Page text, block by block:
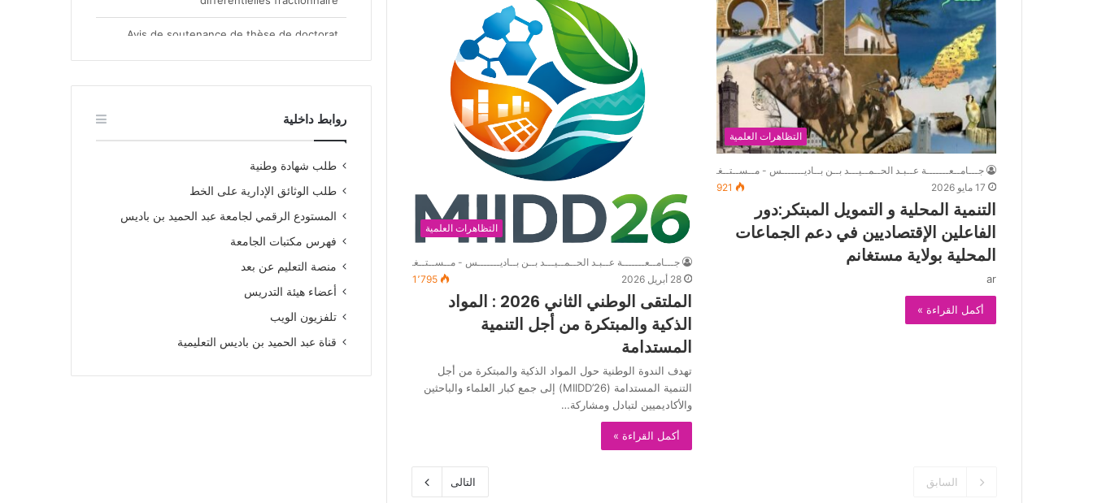
التظاهرات العلمية
جـــامــعـــــــة عــبـد الحــمــيـــد بــن بــاديـــــــس - مــســتــغــــــانــم
17 مايو 2026
921
التنمية المحلية و التمويل المبتكر:دور
الفاعلين الإقتصاديين في دعم الجماعات
المحلية بولاية مستغانم
ar
أكمل القراءة »
التظاهرات العلمية
جـــامــعـــــــة عــبـد الحــمــيـــد بــن بــاديـــــــس - مــســتــغــــــانــم
28 أبريل 2026
1٬795
الملتقى الوطني الثاني 2026 : المواد
الذكية والمبتكرة من أجل التنمية
المستدامة
تهدف الندوة الوطنية حول المواد الذكية والمبتكرة من أجل
التنمية المستدامة (MIIDD’26) إلى جمع كبار العلماء والباحثين
والأكاديميين لتبادل ومشاركة…
أكمل القراءة »
السابق التالى
الإعلان عن مناقشة أطروحة الدكتوراه الموسمة ب ”
2006 – 2016
روابط داخلية
طلب شهادة وطنية
طلب الوثائق الإدارية على الخط
المستودع الرقمي لجامعة عبد الحميد بن باديس
فهرس مكتبات الجامعة
منصة التعليم عن بعد
أعضاء هيئة التدريس
تلفزيون الويب
قناة عبد الحميد بن باديس التعليمية